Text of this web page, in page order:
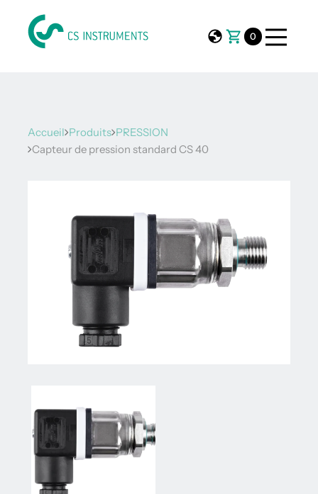
0
Accueil Produits PRESSION
Capteur de pression standard CS 40